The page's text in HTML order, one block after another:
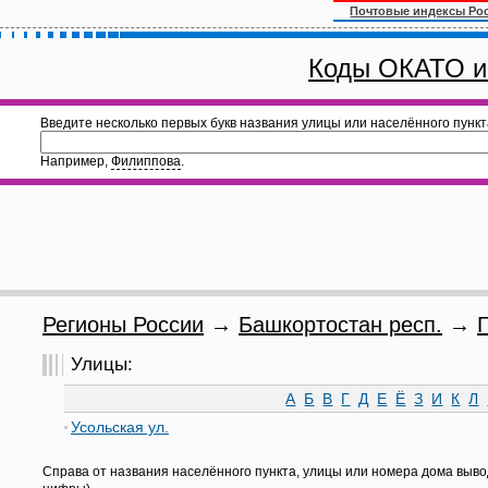
Почтовые индексы
Коды ОКАТО
Введите несколько первых букв названия улицы или населённого
Например, Филиппова.
Регионы России → Башкортостан респ. →
Улицы:
А Б В Г Д Е Ё З И К Л
Усольская ул.
Справа от названия населённого пункта, улицы или номера дома